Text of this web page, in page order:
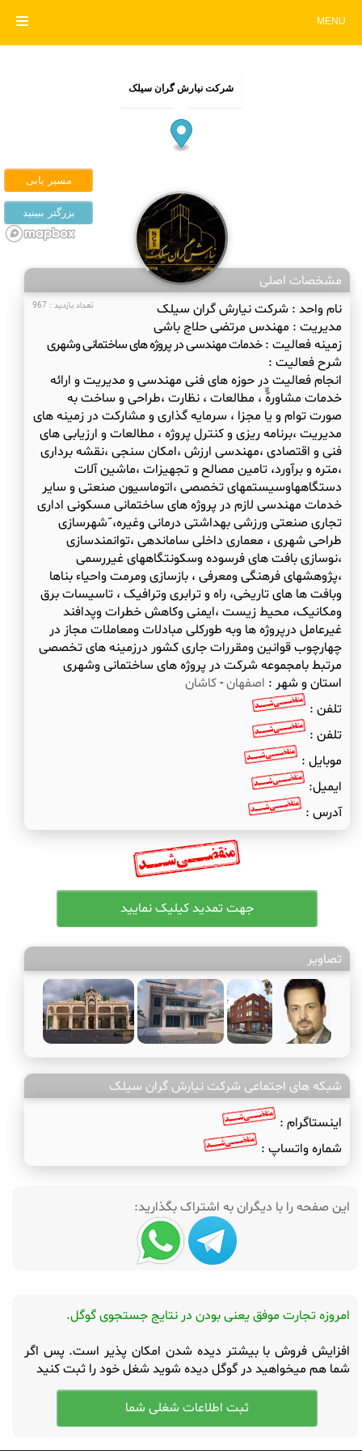
MENU
شرکت نیارش گران سیلک
مشخصات اصلی
تعداد بازدید : 967 نام واحد : شرکت نیارش گران سیلک
مدیریت : مهندس مرتضی حلاج باشی
زمینه فعالیت :خدمات مهندسی در پروژه های ساختمانی وشهری
شرح فعالیت :
انجام فعالیت در حوزه های فنی مهندسی و مدیریت و ارائه
خدمات مشاورهّّّ ، مطالعات ، نظارت ،طراحی و ساخت به
صورت توام و یا مجزا ، سرمایه گذاری و مشارکت در زمینه های
مدیریت ،برنامه ریزی و کنترل پروژه ، مطالعات و ارزیابی های
فنی و اقتصادی ،مهندسی ارزش ،امکان سنجی ،نقشه برداری
،متره و برآورد، تامین مصالح و تجهیزات ،ماشین آلات
دستگاههاوسیستمهای تخصصی ،اتوماسیون صنعتی و سایر
خدمات مهندسی لازم در پروژه های ساختمانی مسکونی اداری
تجاری صنعتی ورزشی بهداشتی درمانی وغیره، ّشهرسازی
طراحی شهری ، معماری داخلی ساماندهی ،توانمندسازی
،نوسازی بافت های فرسوده وسکونتگاههای غیررسمی
،پژوهشهای فرهنگی ومعرفی ، بازسازی ومرمت واحیاء بناها
وبافت ها های تاریخی، راه و ترابری وترافیک ، تاسیسات برق
ومکانیک، محیط زیست ،ایمنی وکاهش خطرات وپدافند
غیرعامل درپروژه ها وبه طورکلی مبادلات ومعاملات مجاز در
چهارچوب قوانین ومقررات جاری کشور درزمینه های تخصصی
مرتبط بامجموعه شرکت در پروژه های ساختمانی وشهری
استان و شهر : اصفهان-کاشان
تلفن :
تلفن :
موبایل :
ایمیل:
آدرس :
تصاویر
شبکه های اجتماعی شرکت نیارش گران سیلک
اینستاگرام :
شماره واتساپ :
این صفحه را با دیگران به اشتراک بگذارید:
امروزه تجارت موفق یعنی بودن در نتایج جستجوی گوگل.
افزایش فروش با بیشتر دیده شدن امکان پذیر است. پس اگر
شما هم میخواهید در گوگل دیده شوید شغل خود را ثبت کنید